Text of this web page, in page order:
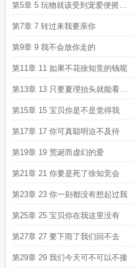
第5章 5 玩物就该受到宠爱便摇尾
巴
第7章 7 转过来我要亲你
第9章 9 我不会放你走的
第11章 11 如果不花徐知竞的钱呢
第13章 13 只要夏理抬头就能看清
自
第15章 15 宝贝你是不是觉得我
第17章 17 你可真聪明迫不及待
第19章 19 荒诞而虚幻的爱
第21章 21 你要是死了徐知竞会
第23章 23 你一刻都没有想起过我
第25章 25 宝贝你在我这里没有
第27章 27 要下雨了我们回不去
第29章 29 我们今天可不可以不接